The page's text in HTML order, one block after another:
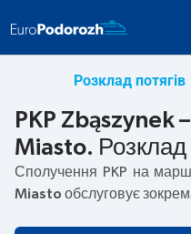
Розклад потягів
PKP Zbąszynek
Miasto. Розклад
Сполучення PKP на
Miasto обслуговує